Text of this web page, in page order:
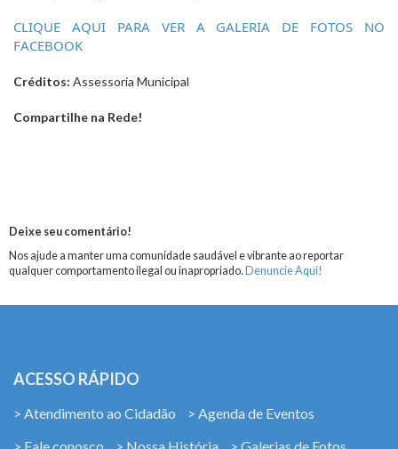
CLIQUE AQUI PARA VER A GALERIA DE FOTOS NO
FACEBOOK
Créditos: Assessoria Municipal
Compartilhe na Rede!
Deixe seu comentário!
Nos ajude a manter uma comunidade saudável e vibrante ao reportar
qualquer comportamento ilegal ou inapropriado. Denuncie Aqui!
ACESSO RÁPIDO
> Atendimento ao Cidadão
> Agenda de Eventos